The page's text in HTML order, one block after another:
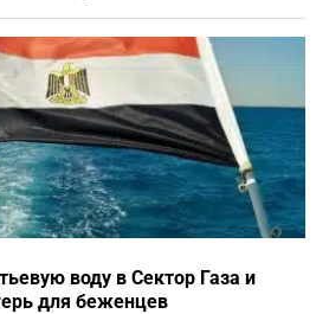
воду в Сектор Газа и
для беженцев